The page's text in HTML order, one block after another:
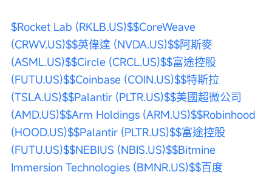
$Rocket Lab (RKLB.US)$$CoreWeave
(CRWV.US)$$英偉達 (NVDA.US)$$阿斯麥
(ASML.US)$$Circle (CRCL.US)$$富途控股
(FUTU.US)$$Coinbase (COIN.US)$$特斯拉
(TSLA.US)$$Palantir (PLTR.US)$$美國超微公司
(AMD.US)$$Arm Holdings (ARM.US)$$Robinhood
(HOOD.US)$$Palantir (PLTR.US)$$富途控股
(FUTU.US)$$NEBIUS (NBIS.US)$$Bitmine
Immersion Technologies (BMNR.US)$$百度